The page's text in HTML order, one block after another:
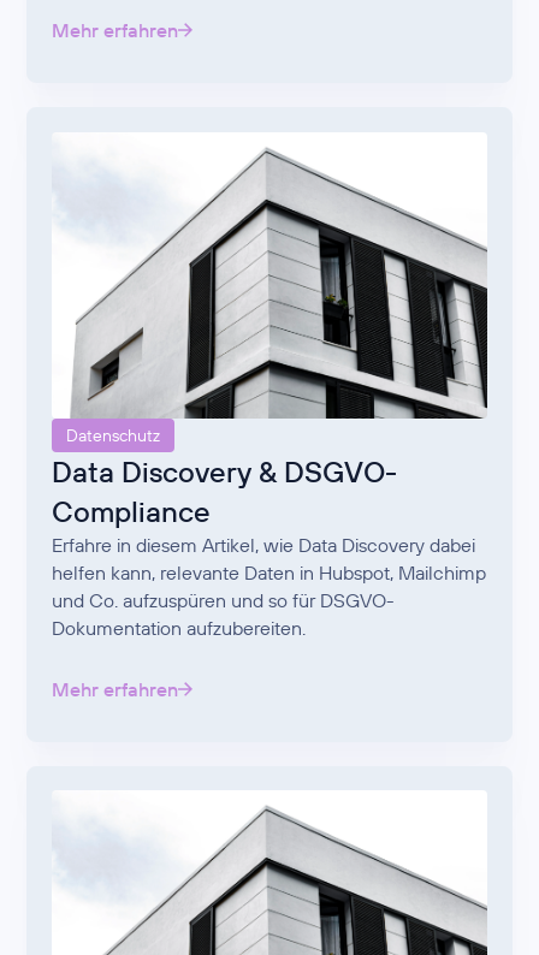
Mehr erfahren
Datenschutz
Data Discovery & DSGVO-
Compliance
Erfahre in diesem Artikel, wie Data Discovery dabei
helfen kann, relevante Daten in Hubspot, Mailchimp
und Co. aufzuspüren und so für DSGVO-
Dokumentation aufzubereiten.
Mehr erfahren